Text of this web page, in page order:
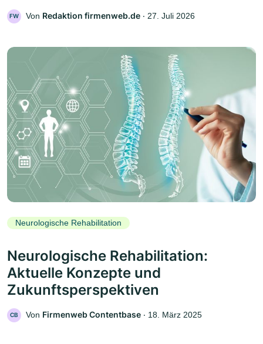
FW Von Redaktion firmenweb.de ‧ 27. Juli 2026
Neurologische Rehabilitation
Neurologische Rehabilitation:
Aktuelle Konzepte und
Zukunftsperspektiven
CB Von Firmenweb Contentbase ‧ 18. März 2025